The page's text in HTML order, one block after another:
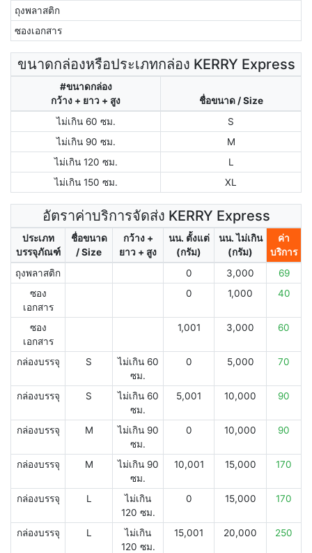
ถุงพลาสติก
ซองเอกสาร
ขนาดกล่องหรือประเภทกล่อง KERRY Express
#ขนาดกล่อง
กว้าง + ยาว + สูง
ชื่อขนาด / Size
ไม่เกิน 60 ซม.
S
ไม่เกิน 90 ซม.
M
ไม่เกิน 120 ซม.
L
ไม่เกิน 150 ซม.
XL
อัตราค่าบริการจัดส่ง KERRY Express
ประเภท
บรรจุภัณฑ์
ชื่อขนาด
/ Size
กว้าง +
ยาว + สูง
นน. ตั้งแต่
(กรัม)
นน. ไม่เกิน
(กรัม)
ค่า
บริการ
ถุงพลาสติก
0 3,000
69
ซอง
เอกสาร
0 1,000 40
ซอง
เอกสาร
1,001 3,000 60
กล่องบรรจุ S
ไม่เกิน 60
ซม.
0 5,000 70
กล่องบรรจุ S
ไม่เกิน 60
ซม.
5,001 10,000 90
กล่องบรรจุ M
ไม่เกิน 90
ซม.
0 10,000 90
กล่องบรรจุ M
ไม่เกิน 90
ซม.
10,001 15,000 170
กล่องบรรจุ L
ไม่เกิน
120 ซม.
0 15,000 170
กล่องบรรจุ L
ไม่เกิน
120 ซม.
15,001 20,000 250